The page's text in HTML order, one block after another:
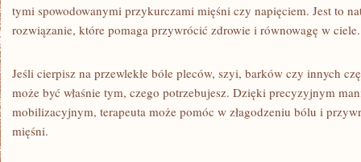
tymi spowodowanymi przykurczami mięśni czy⁣ napięciem. Jest ‌to
rozwiązanie, które pomaga przywrócić zdrowie i równowagę w ciele.
Jeśli​ cierpisz na przewlekłe‍ bóle ⁣pleców, szyi, barków czy innych
może być właśnie tym, czego potrzebujesz. Dzięki precyzyjnym
mobilizacyjnym,​ terapeuta może pomóc w złagodzeniu bólu i
mięśni.